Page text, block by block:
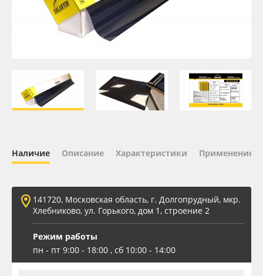
Oracal 641
Плёнка монтажная Oratape
ПЭТ листовой
Баннер
Заготовки для сувениров
Наличие Описание Характеристики Применение
141720, Московская область, г. Долгопрудный, мкр.
Хлебниково, ул. Горького, дом 1, строение 2
Режим работы
пн - пт 9:00 - 18:00 , сб 10:00 - 14:00